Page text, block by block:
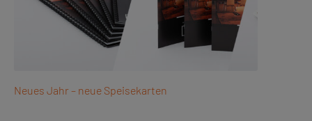
Neues Jahr – neue Speisekarten